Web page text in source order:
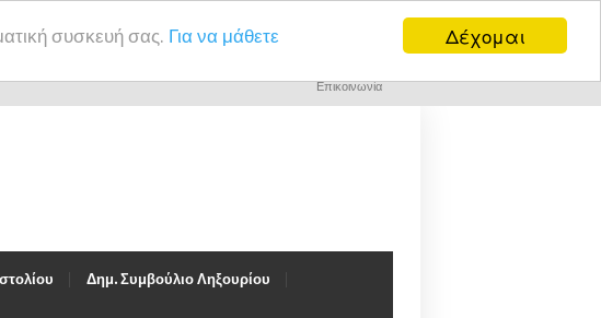
Δέχομαι
συσκευή σας. Για να μάθετε
Επικοινωνία
Δημ. Συμβούλιο Ληξουρίου